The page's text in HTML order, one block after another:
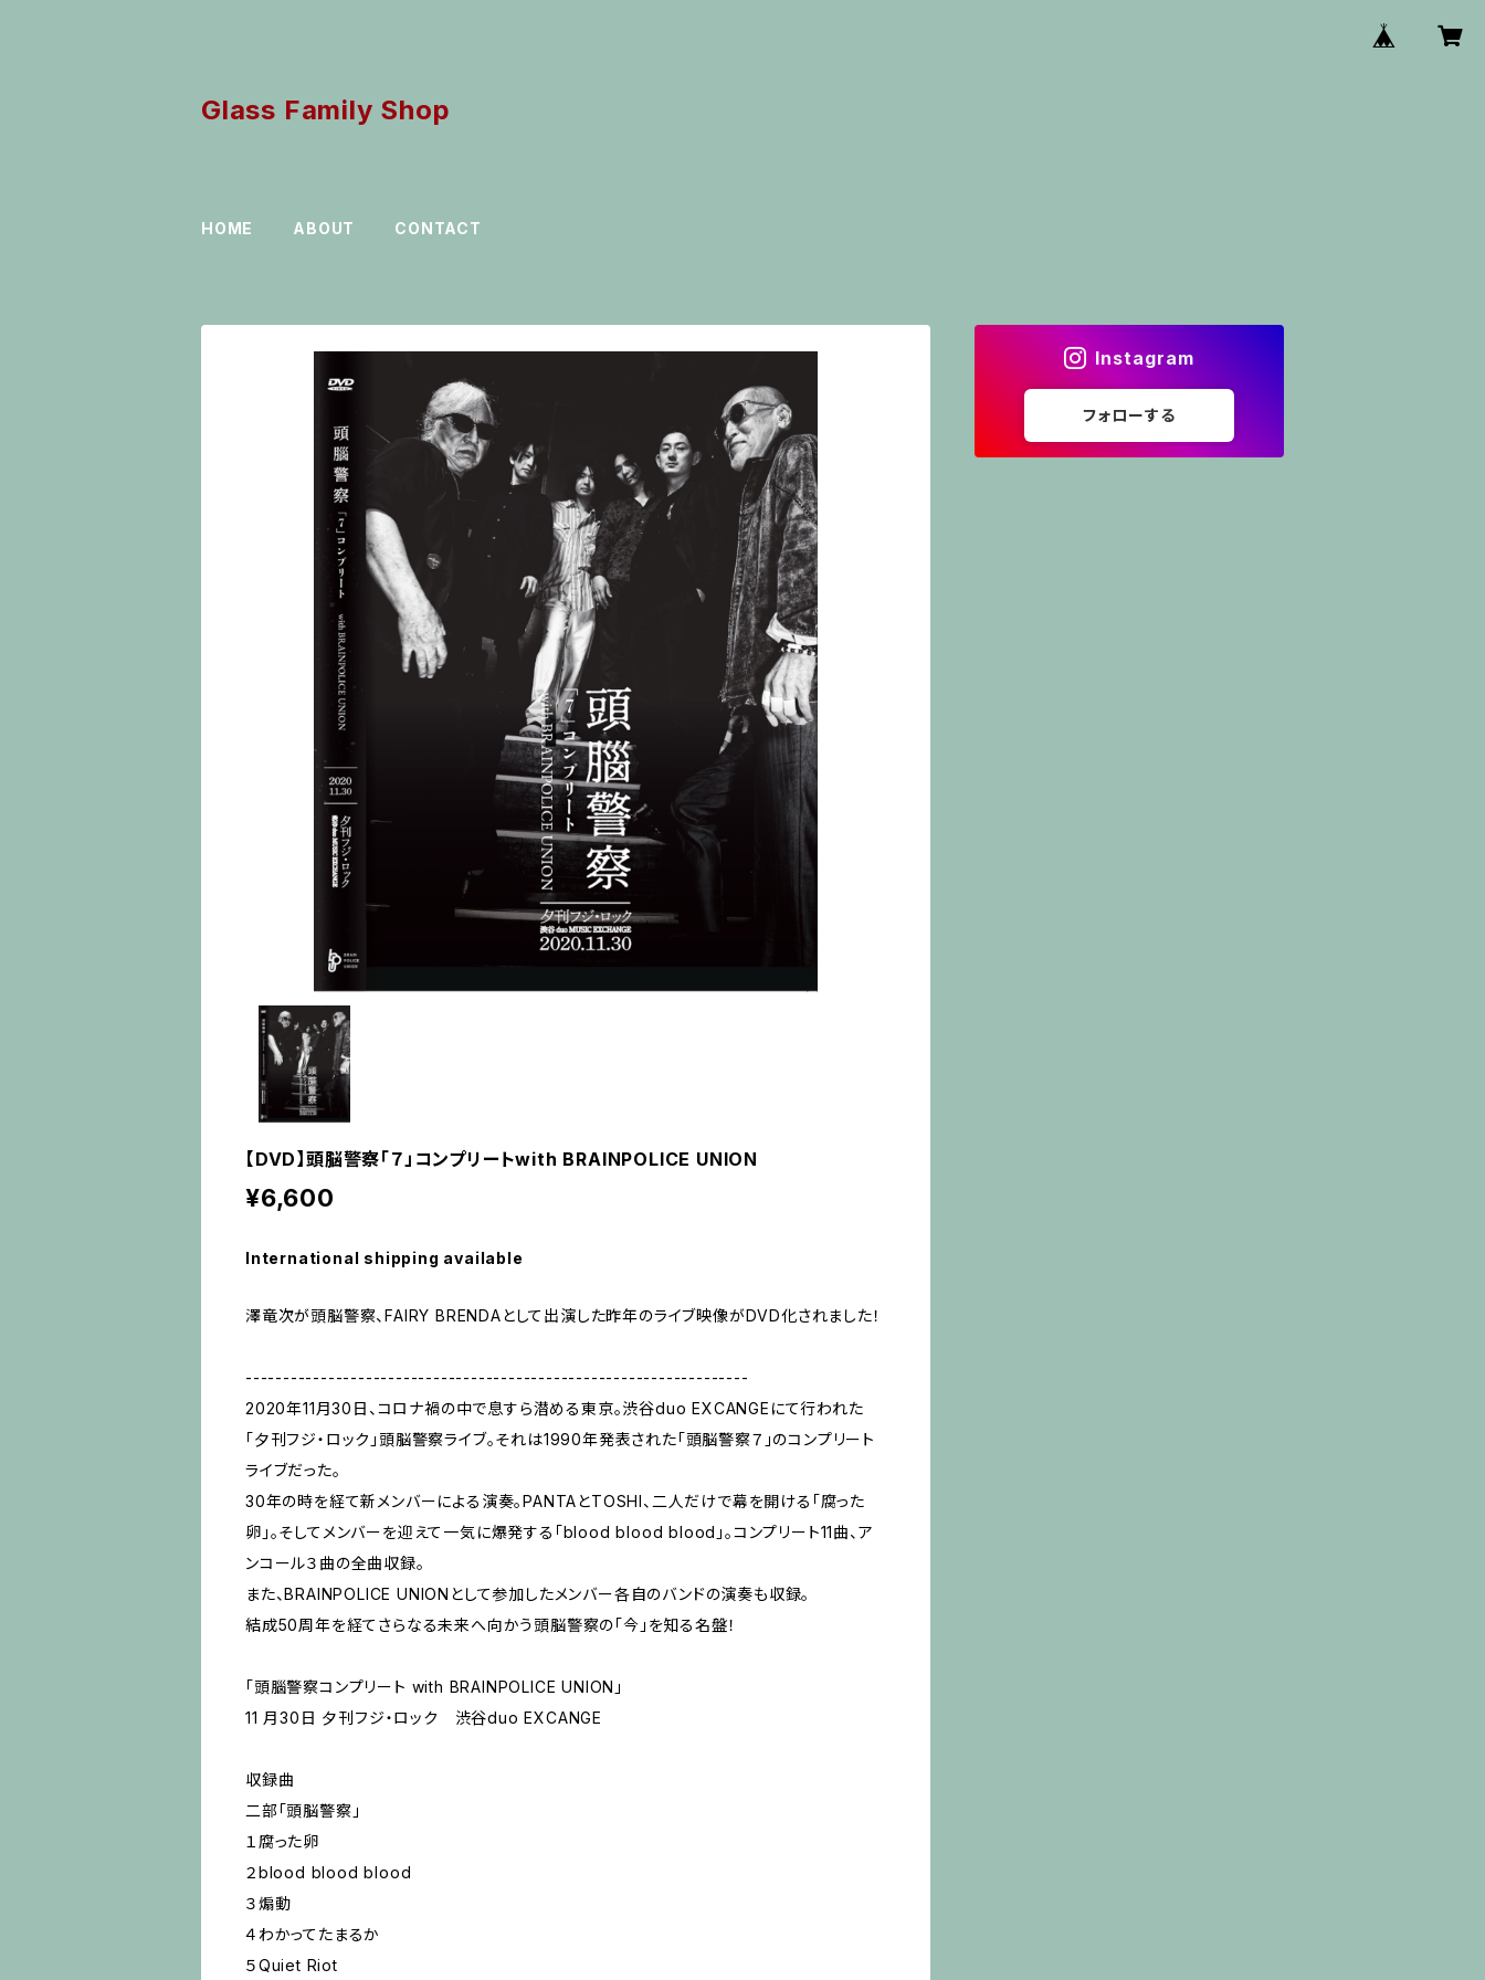
Glass Family Shop
HOME ABOUT CONTACT
【DVD】頭脳警察「７」コンプリートwith BRAINPOLICE UNION
¥6,600
International shipping available
澤竜次が頭脳警察、FAIRY BRENDAとして出演した昨年のライブ映像がDVD化されました！
-------------------------------------------------------------------
2020年11月30日、コロナ禍の中で息すら潜める東京。渋谷duo EXCANGEにて行われた
「夕刊フジ・ロック」頭脳警察ライブ。それは1990年発表された「頭脳警察７」のコンプリート
ライブだった。
30年の時を経て新メンバーによる演奏。PANTAとTOSHI、二人だけで幕を開ける「腐った
卵」。そしてメンバーを迎えて一気に爆発する「blood blood blood」。コンプリート11曲、ア
ンコール３曲の全曲収録。
また、BRAINPOLICE UNIONとして参加したメンバー各自のバンドの演奏も収録。
結成50周年を経てさらなる未来へ向かう頭脳警察の「今」を知る名盤！
「頭腦警察コンプリート with BRAINPOLICE UNION」
11 月30日 夕刊フジ・ロック 渋谷duo EXCANGE
収録曲
二部「頭脳警察」
１腐った卵
２blood blood blood
３煽動
４わかってたまるか
５Quiet Riot
Instagram
フォローする